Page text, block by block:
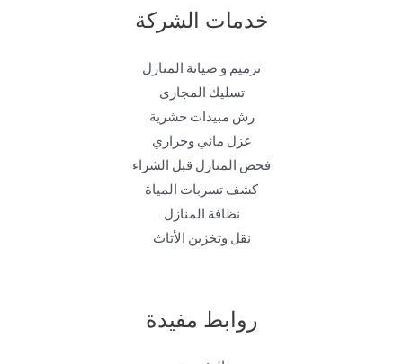
خدمات الشركة
ترميم و صيانة المنازل
تسليك المجارى
رش مبيدات حشرية
عزل مائي وحراري
فحص المنازل قبل الشراء
كشف تسربات المياة
نظافة المنازل
نقل وتخزين الأثاث
روابط مفيدة